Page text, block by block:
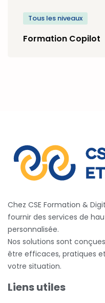
Tous les niveaux
Formation Copilot
Chez CSE Formation &
fournir des services de
personnalisée.
Nos solutions sont
être efficaces, pratiques
votre situation.
Liens utiles